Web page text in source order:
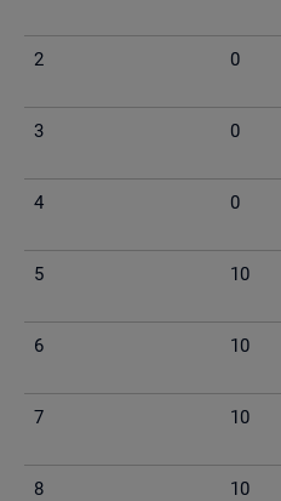
2 0
3 0
4 0
5 10
6 10
7 10
8 10